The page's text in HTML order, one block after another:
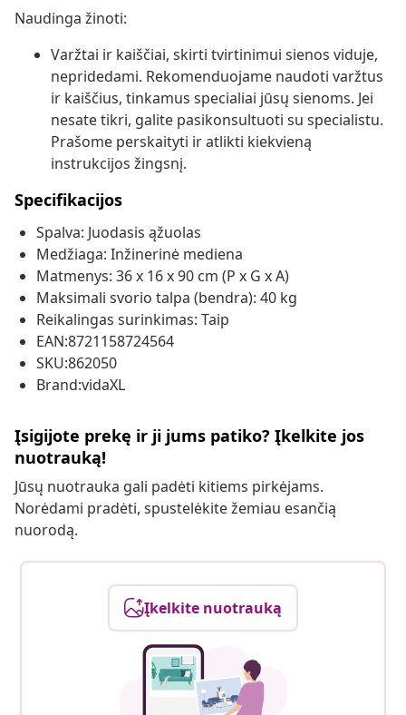
Naudinga žinoti:
Varžtai ir kaiščiai, skirti tvirtinimui sienos viduje,
nepridedami. Rekomenduojame naudoti varžtus
ir kaiščius, tinkamus specialiai jūsų sienoms. Jei
nesate tikri, galite pasikonsultuoti su specialistu.
Prašome perskaityti ir atlikti kiekvieną
instrukcijos žingsnį.
Specifikacijos
Spalva: Juodasis ąžuolas
Medžiaga: Inžinerinė mediena
Matmenys: 36 x 16 x 90 cm (P x G x A)
Maksimali svorio talpa (bendra): 40 kg
Reikalingas surinkimas: Taip
EAN:8721158724564
SKU:862050
Brand:vidaXL
Įsigijote prekę ir ji jums patiko? Įkelkite jos
nuotrauką!
Jūsų nuotrauka gali padėti kitiems pirkėjams.
Norėdami pradėti, spustelėkite žemiau esančią
nuorodą.
Įkelkite nuotrauką